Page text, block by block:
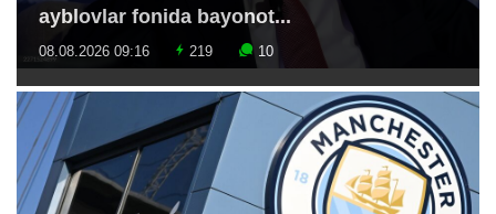
ayblovlar fonida bayonot...
08.08.2026 09:16 219 10